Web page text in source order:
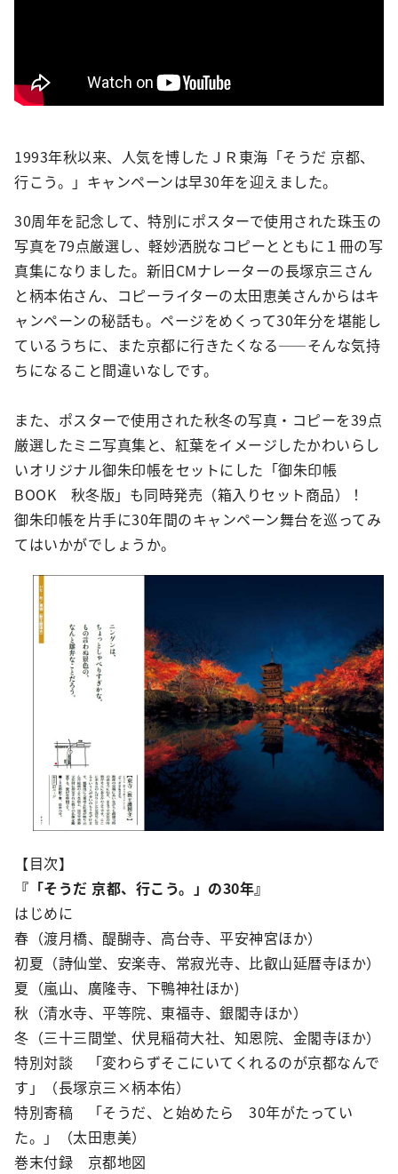
1993年秋以来、人気を博したＪＲ東海「そうだ 京都、
行こう。」キャンペーンは早30年を迎えました。
30周年を記念して、特別にポスターで使用された珠玉の
写真を79点厳選し、軽妙洒脱なコピーとともに１冊の写
真集になりました。新旧CMナレーターの長塚京三さん
と柄本佑さん、コピーライターの太田恵美さんからはキ
ャンペーンの秘話も。ページをめくって30年分を堪能し
ているうちに、また京都に行きたくなる――そんな気持
ちになること間違いなしです。
また、ポスターで使用された秋冬の写真・コピーを39点
厳選したミニ写真集と、紅葉をイメージしたかわいらし
いオリジナル御朱印帳をセットにした「御朱印帳
BOOK 秋冬版」も同時発売（箱入りセット商品）！
御朱印帳を片手に30年間のキャンペーン舞台を巡ってみ
てはいかがでしょうか。
【目次】
『「そうだ 京都、行こう。」の30年』
はじめに
春（渡月橋、醍醐寺、高台寺、平安神宮ほか）
初夏（詩仙堂、安楽寺、常寂光寺、比叡山延暦寺ほか）
夏（嵐山、廣隆寺、下鴨神社ほか)
秋（清水寺、平等院、東福寺、銀閣寺ほか）
冬（三十三間堂、伏見稲荷大社、知恩院、金閣寺ほか）
特別対談 「変わらずそこにいてくれるのが京都なんで
す」（長塚京三×柄本佑）
特別寄稿 「そうだ、と始めたら 30年がたってい
た。」（太田恵美）
巻末付録 京都地図